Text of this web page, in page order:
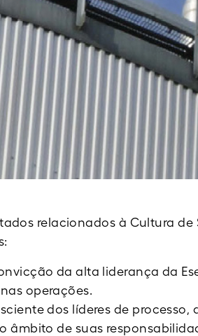
relacionados à Cultura
da alta liderança da
operações.
dos líderes de
âmbito de suas